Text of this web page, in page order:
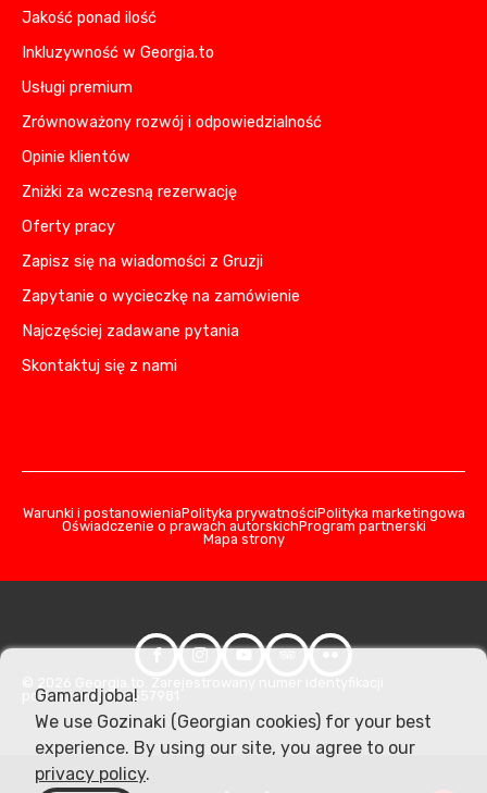
Jakość ponad ilość
Inkluzywność w Georgia.to
Usługi premium
Zrównoważony rozwój i odpowiedzialność
Opinie klientów
Zniżki za wczesną rezerwację
Oferty pracy
Zapisz się na wiadomości z Gruzji
Zapytanie o wycieczkę na zamówienie
Najczęściej zadawane pytania
Skontaktuj się z nami
Warunki i postanowieniaPolityka prywatnościPolityka marketingowa
Oświadczenie o prawach autorskichProgram partnerski
Mapa strony
podatkowej: 406357981
Gamardjoba!
We use Gozinaki (Georgian cookies) for your best
experience. By using our site, you agree to our
privacy policy.